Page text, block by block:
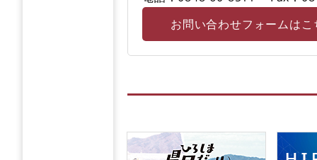
お問い合わせフォームはこ